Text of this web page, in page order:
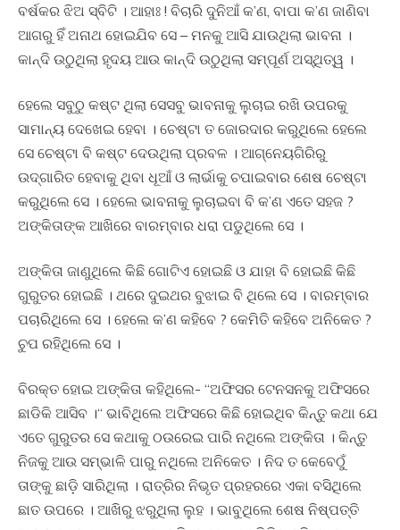
ବର୍ଷକର ଝିଅ ସ୍ବିଟି । ଆହାଃ ! ବିଚାରି ଦୁନିଆଁ କ’ଣ, ବାପା କ’ଣ ଜାଣିବା
ଆଗରୁ ହିଁ ଅନାଥ ହୋଇଯିବ ସେ – ମନକୁ ଆସି ଯାଉଥିଲା ଭାବନା ।
କାନ୍ଦି ଉଠୁଥିଲା ହୃଦୟ ଆଉ କାନ୍ଦି ଉଠୁଥିଲା ସମ୍ପୂର୍ଣ ଅସ୍ଥିତ୍ୱ ।
ହେଲେ ସବୁଠୁ କଷ୍ଟ ଥିଲା ସେସବୁ ଭାବନାକୁ ଲୁଚାଇ ରଖି ଉପରକୁ
ସାମାନ୍ୟ ଦେଖେଇ ହେବା । ଚେଷ୍ଟା ତ ଜୋରଦାର କରୁଥିଲେ ହେଲେ
ସେ ଚେଷ୍ଟା ବି କଷ୍ଟ ଦେଉଥିଲା ପ୍ରବଳ । ଆଗ୍ନେୟଗିରିରୁ
ଉଦ୍ଗାରିତ ହେବାକୁ ଥିବା ଧୂଆଁ ଓ ଲାର୍ଭାକୁ ଚପାଇବାର ଶେଷ ଚେଷ୍ଟା
କରୁଥିଲେ ସେ । ହେଲେ ଭାବନାକୁ ଲୁଚାଇବା ବି କ’ଣ ଏତେ ସହଜ ?
ଅଙ୍କିତାଙ୍କ ଆଖିରେ ବାରମ୍ବାର ଧରା ପଡୁଥିଲେ ସେ ।
ଅଙ୍କିତା ଜାଣୁଥିଲେ କିଛି ଗୋଟିଏ ହୋଇଛି ଓ ଯାହା ବି ହୋଇଛି କିଛି
ଗୁରୁତର ହୋଇଛି । ଥରେ ଦୁଇଥର ବୁଝାଇ ବି ଥିଲେ ସେ । ବାରମ୍ବାର
ପଚାରିଥିଲେ ସେ । ହେଲେ କ’ଣ କହିବେ ? କେମିତି କହିବେ ଅନିକେତ ?
ଚୁପ ରହିଥିଲେ ସେ ।
ବିରକ୍ତ ହୋଇ ଅଙ୍କିତା କହିଥିଲେ- “ଅଫିସର ଟେନସନକୁ ଅଫିସରେ
ଛାଡିକି ଆସିବ ।“ ଭାବିଥିଲେ ଅଫିସରେ କିଛି ହୋଇଥିବ କିନ୍ତୁ କଥା ଯେ
ଏତେ ଗୁରୁତର ସେ କଥାକୁ ଠଉରେଇ ପାରି ନଥିଲେ ଅଙ୍କିତା । କିନ୍ତୁ
ନିଜକୁ ଆଉ ସମ୍ଭାଳି ପାରୁ ନଥିଲେ ଅନିକେତ । ନିଦ ତ କେବେଠୁଁ
ତାଙ୍କୁ ଛାଡ଼ି ସାରିଥିଲା । ରାତ୍ରିର ନିଭୃତ ପ୍ରହରରେ ଏକା ବସିଥିଲେ
ଛାତ ଉପରେ । ଆଖିରୁ ଝରୁଥିଲା ଲୁହ । ଭାବୁଥିଲେ ଶେଷ ନିଷ୍ପତ୍ତି